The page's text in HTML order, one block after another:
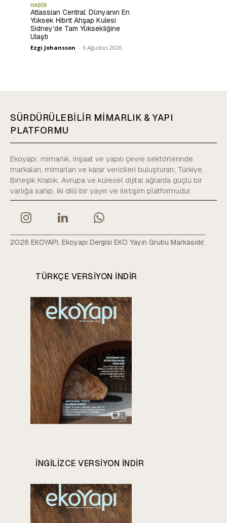
HABER
Atlassian Central: Dünyanın En
Yüksek Hibrit Ahşap Kulesi
Sidney’de Tam Yüksekliğine
Ulaştı
Ezgi Johansson - 6 Ağustos 2026
SÜRDÜRÜLEBİLİR MİMARLIK & YAPI
PLATFORMU
Ekoyapı; mimarlık, inşaat ve yapılı çevre sektörlerinde
markaları, mimarları ve karar vericileri buluşturan; Türkiye,
Birleşik Krallık, Avrupa ve küresel dijital ağlarda güçlü bir
varlığa sahip, iki dilli bir yayın ve iletişim platformudur.
2026 EKOYAPI. Ekoyapı Dergisi EKO Yayın Grubu Markasıdır.
TÜRKÇE VERSIYON INDIR
INGILIZCE VERSIYON INDIR